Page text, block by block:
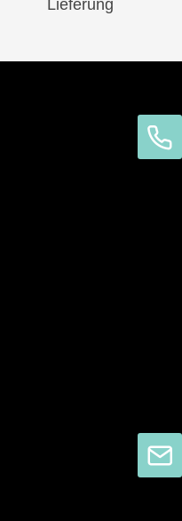
Lieferung